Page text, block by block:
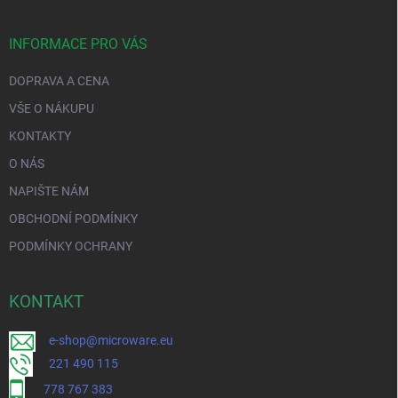
INFORMACE PRO VÁS
DOPRAVA A CENA
VŠE O NÁKUPU
KONTAKTY
O NÁS
NAPIŠTE NÁM
OBCHODNÍ PODMÍNKY
PODMÍNKY OCHRANY
KONTAKT
e-shop@microware.eu
221 490 115
778 767 383